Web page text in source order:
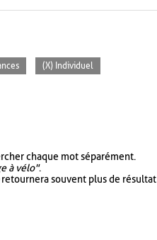
(X) Individuel
chaque mot séparément.
à vélo".
retournera souvent plus de résultat